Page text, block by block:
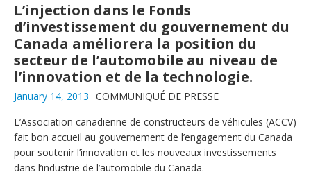
L’injection dans le Fonds
d’investissement du gouvernement du
Canada améliorera la position du
secteur de l’automobile au niveau de
l’innovation et de la technologie.
January 14, 2013 COMMUNIQUÉ DE PRESSE
L’Association canadienne de constructeurs de véhicules (ACCV)
fait bon accueil au gouvernement de l’engagement du Canada
pour soutenir l’innovation et les nouveaux investissements
dans l’industrie de l’automobile du Canada.